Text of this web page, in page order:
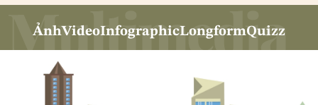
ẢnhVideoInfographicLongformQuizz